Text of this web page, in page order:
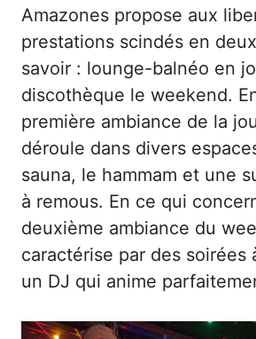
Amazones propose aux
prestations scindés en
savoir : lounge-balnéo en
discothèque le weekend.
première ambiance de la
déroule dans divers
sauna, le hammam et une
à remous. En ce qui
deuxième ambiance du
caractérise par des soirées
un DJ qui anime